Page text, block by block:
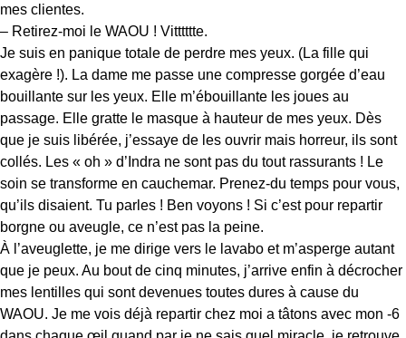
mes clientes.
– Retirez-moi le WAOU ! Vitttttte.
Je suis en panique totale de perdre mes yeux. (La fille qui
exagère !). La dame me passe une compresse gorgée d’eau
bouillante sur les yeux. Elle m’ébouillante les joues au
passage. Elle gratte le masque à hauteur de mes yeux. Dès
que je suis libérée, j’essaye de les ouvrir mais horreur, ils sont
collés. Les « oh » d’Indra ne sont pas du tout rassurants ! Le
soin se transforme en cauchemar. Prenez-du temps pour vous,
qu’ils disaient. Tu parles ! Ben voyons ! Si c’est pour repartir
borgne ou aveugle, ce n’est pas la peine.
À l’aveuglette, je me dirige vers le lavabo et m’asperge autant
que je peux. Au bout de cinq minutes, j’arrive enfin à décrocher
mes lentilles qui sont devenues toutes dures à cause du
WAOU. Je me vois déjà repartir chez moi a tâtons avec mon -6